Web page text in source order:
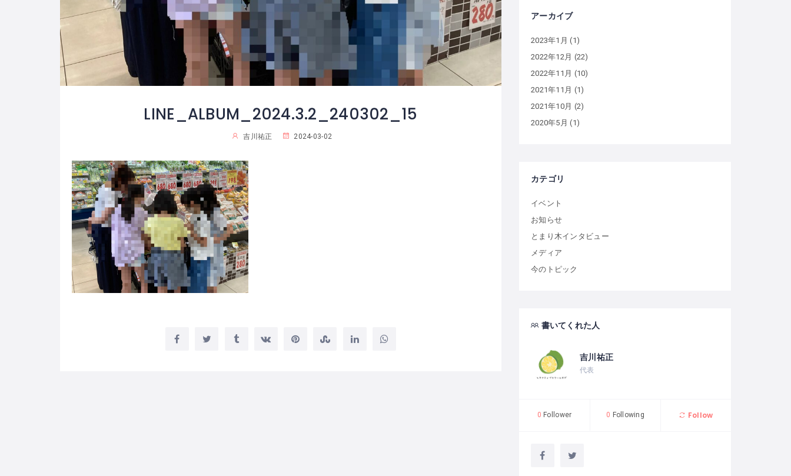
LINE_ALBUM_2024.3.2_240302_15
吉川祐正 2024-03-02
アーカイブ
2023年1月 (1)
2022年12月 (22)
2022年11月 (10)
2021年11月 (1)
2021年10月 (2)
2020年5月 (1)
カテゴリ
イベント
お知らせ
とまり木インタビュー
メディア
今のトピック
書いてくれた人
吉川祐正
代表
0 Follower 0 Following Follow